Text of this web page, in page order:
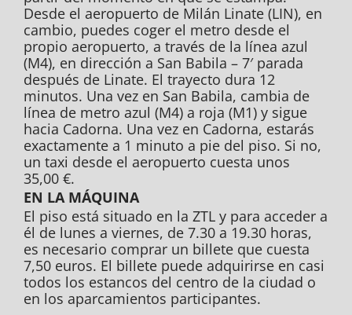
Desde el aeropuerto de Milán Linate (LIN), en
cambio, puedes coger el metro desde el
propio aeropuerto, a través de la línea azul
(M4), en dirección a San Babila – 7′ parada
después de Linate. El trayecto dura 12
minutos. Una vez en San Babila, cambia de
línea de metro azul (M4) a roja (M1) y sigue
hacia Cadorna. Una vez en Cadorna, estarás
exactamente a 1 minuto a pie del piso. Si no,
un taxi desde el aeropuerto cuesta unos
35,00 €.
EN LA MÁQUINA
El piso está situado en la ZTL y para acceder a
él de lunes a viernes, de 7.30 a 19.30 horas,
es necesario comprar un billete que cuesta
7,50 euros. El billete puede adquirirse en casi
todos los estancos del centro de la ciudad o
en los aparcamientos participantes.